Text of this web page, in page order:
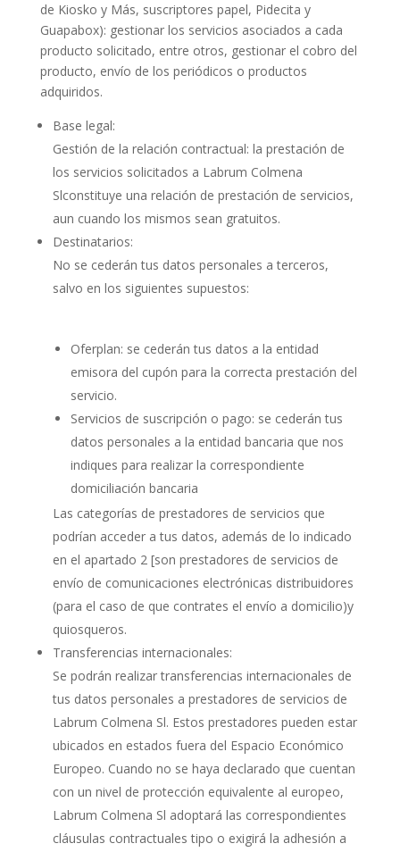
de Kiosko y Más, suscriptores papel, Pidecita y
Guapabox): gestionar los servicios asociados a cada
producto solicitado, entre otros, gestionar el cobro del
producto, envío de los periódicos o productos
adquiridos.
Base legal:
Gestión de la relación contractual: la prestación de
los servicios solicitados a Labrum Colmena
Slconstituye una relación de prestación de servicios,
aun cuando los mismos sean gratuitos.
Destinatarios:
No se cederán tus datos personales a terceros,
salvo en los siguientes supuestos:
Oferplan: se cederán tus datos a la entidad
emisora del cupón para la correcta prestación del
servicio.
Servicios de suscripción o pago: se cederán tus
datos personales a la entidad bancaria que nos
indiques para realizar la correspondiente
domiciliación bancaria
Las categorías de prestadores de servicios que
podrían acceder a tus datos, además de lo indicado
en el apartado 2 [son prestadores de servicios de
envío de comunicaciones electrónicas distribuidores
(para el caso de que contrates el envío a domicilio)y
quiosqueros.
Transferencias internacionales:
Se podrán realizar transferencias internacionales de
tus datos personales a prestadores de servicios de
Labrum Colmena Sl. Estos prestadores pueden estar
ubicados en estados fuera del Espacio Económico
Europeo. Cuando no se haya declarado que cuentan
con un nivel de protección equivalente al europeo,
Labrum Colmena Sl adoptará las correspondientes
cláusulas contractuales tipo o exigirá la adhesión a